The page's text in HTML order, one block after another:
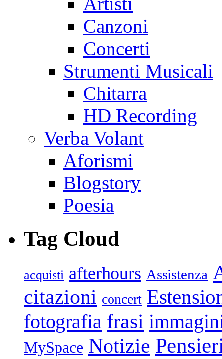
Canzoni
Concerti
Strumenti Musicali
Chitarra
HD Recording
Verba Volant
Aforismi
Blogstory
Poesia
Tag Cloud
acquisti afterhours Assistenza
citazioni concert
fotografia frasi
MySpace Notizie